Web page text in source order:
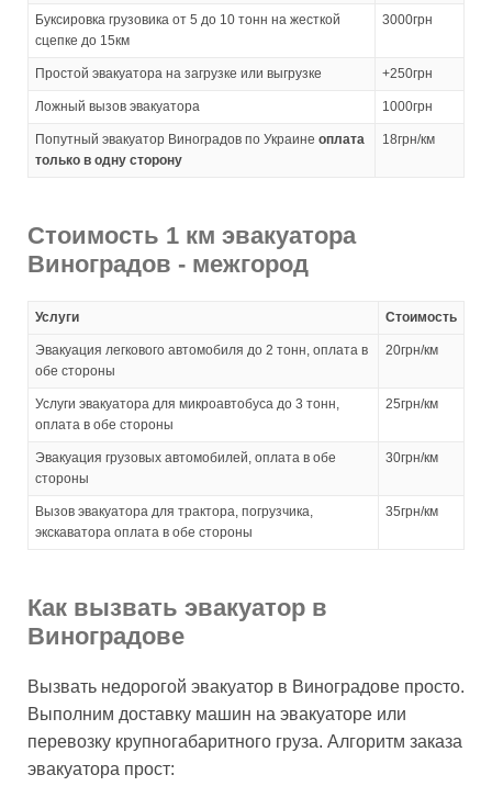
Буксировка грузовика от 5 до 10 тонн на жесткой
сцепке до 15км
3000грн
Простой эвакуатора на загрузке или выгрузке +250грн
Ложный вызов эвакуатора 1000грн
Попутный эвакуатор Виноградов по Украине оплата
только в одну сторону
18грн/км
Стоимость 1 км эвакуатора
Виноградов - межгород
Услуги Стоимость
Эвакуация легкового автомобиля до 2 тонн, оплата в
обе стороны
20грн/км
Услуги эвакуатора для микроавтобуса до 3 тонн,
оплата в обе стороны
25грн/км
Эвакуация грузовых автомобилей, оплата в обе
стороны
30грн/км
Вызов эвакуатора для трактора, погрузчика,
экскаватора оплата в обе стороны
35грн/км
Как вызвать эвакуатор в
Виноградове
Вызвать недорогой эвакуатор в Виноградове просто.
Выполним доставку машин на эвакуаторе или
перевозку крупногабаритного груза. Алгоритм заказа
эвакуатора прост: